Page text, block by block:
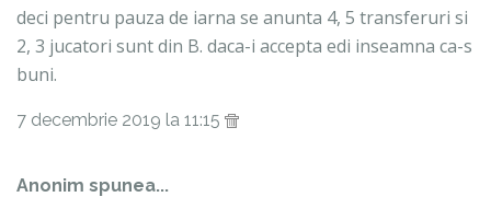
deci pentru pauza de iarna se anunta 4, 5 transferuri si
2, 3 jucatori sunt din B. daca-i accepta edi inseamna ca-s
buni.
7 decembrie 2019 la 11:15
Anonim spunea...